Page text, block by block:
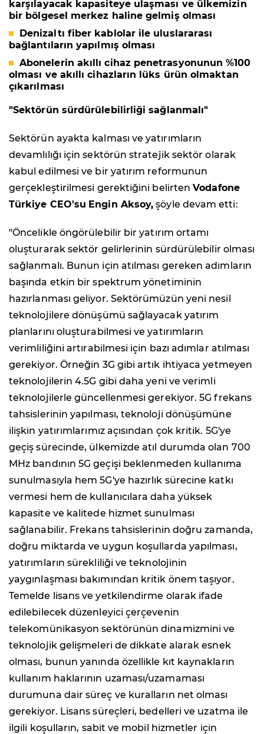
karşılayacak kapasiteye ulaşması ve ülkemizin
bir bölgesel merkez haline gelmiş olması
Denizaltı fiber kablolar ile uluslararası
bağlantıların yapılmış olması
Abonelerin akıllı cihaz penetrasyonunun %100
olması ve akıllı cihazların lüks ürün olmaktan
çıkarılması
"Sektörün sürdürülebilirliği sağlanmalı"
Sektörün ayakta kalması ve yatırımların
devamlılığı için sektörün stratejik sektör olarak
kabul edilmesi ve bir yatırım reformunun
gerçekleştirilmesi gerektiğini belirtenVodafone
Türkiye CEO'su Engin Aksoy, şöyle devam etti:
"Öncelikle öngörülebilir bir yatırım ortamı
oluşturarak sektör gelirlerinin sürdürülebilir olması
sağlanmalı. Bunun için atılması gereken adımların
başında etkin bir spektrum yönetiminin
hazırlanması geliyor. Sektörümüzün yeni nesil
teknolojilere dönüşümü sağlayacak yatırım
planlarını oluşturabilmesi ve yatırımların
verimliliğini artırabilmesi için bazı adımlar atılması
gerekiyor. Örneğin 3G gibi artık ihtiyaca yetmeyen
teknolojilerin 4.5G gibi daha yeni ve verimli
teknolojilerle güncellenmesi gerekiyor. 5G frekans
tahsislerinin yapılması, teknoloji dönüşümüne
ilişkin yatırımlarımız açısından çok kritik. 5G'ye
geçiş sürecinde, ülkemizde atıl durumda olan 700
MHz bandının 5G geçişi beklenmeden kullanıma
sunulmasıyla hem 5G'ye hazırlık sürecine katkı
vermesi hem de kullanıcılara daha yüksek
kapasite ve kalitede hizmet sunulması
sağlanabilir. Frekans tahsislerinin doğru zamanda,
doğru miktarda ve uygun koşullarda yapılması,
yatırımların sürekliliği ve teknolojinin
yaygınlaşması bakımından kritik önem taşıyor.
Temelde lisans ve yetkilendirme olarak ifade
edilebilecek düzenleyici çerçevenin
telekomünikasyon sektörünün dinamizmini ve
teknolojik gelişmeleri de dikkate alarak esnek
olması, bunun yanında özellikle kıt kaynakların
kullanım haklarının uzaması/uzamaması
durumuna dair süreç ve kuralların net olması
gerekiyor. Lisans süreçleri, bedelleri ve uzatma ile
ilgili koşulların, sabit ve mobil hizmetler için